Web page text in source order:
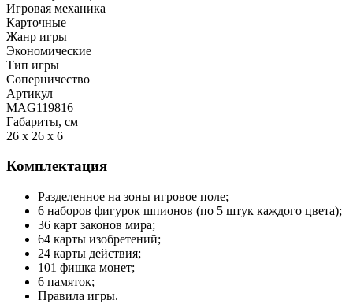
Игровая механика
Карточные
Жанр игры
Экономические
Тип игры
Соперничество
Артикул
MAG119816
Габариты, см
26 x 26 x 6
Комплектация
Разделенное на зоны игровое поле;
6 наборов фигурок шпионов (по 5 штук каждого цвета);
36 карт законов мира;
64 карты изобретений;
24 карты действия;
101 фишка монет;
6 памяток;
Правила игры.